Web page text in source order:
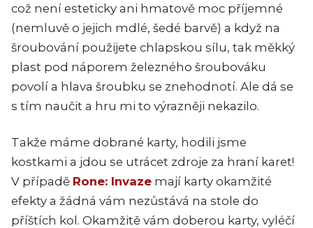
což není esteticky ani hmatově moc příjemné
(nemluvě o jejich mdlé, šedé barvě) a když na
šroubování použijete chlapskou sílu, tak měkký
plast pod náporem železného šroubováku
povolí a hlava šroubku se znehodnotí. Ale dá se
s tím naučit a hru mi to výrazněji nekazilo.
Takže máme dobrané karty, hodili jsme
kostkami a jdou se utrácet zdroje za hraní karet!
V případě Rone: Invaze mají karty okamžité
efekty a žádná vám nezůstává na stole do
příštích kol. Okamžitě vám doberou karty, vyléčí